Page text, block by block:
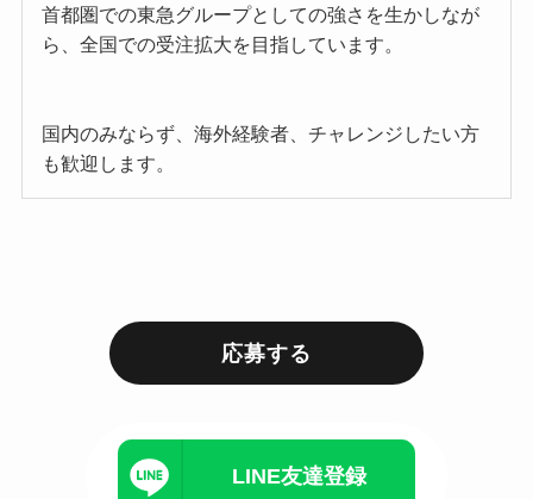
首都圏での東急グループとしての強さを生かしなが
ら、全国での受注拡大を目指しています。
国内のみならず、海外経験者、チャレンジしたい方
も歓迎します。
応募する
LINE友達登録